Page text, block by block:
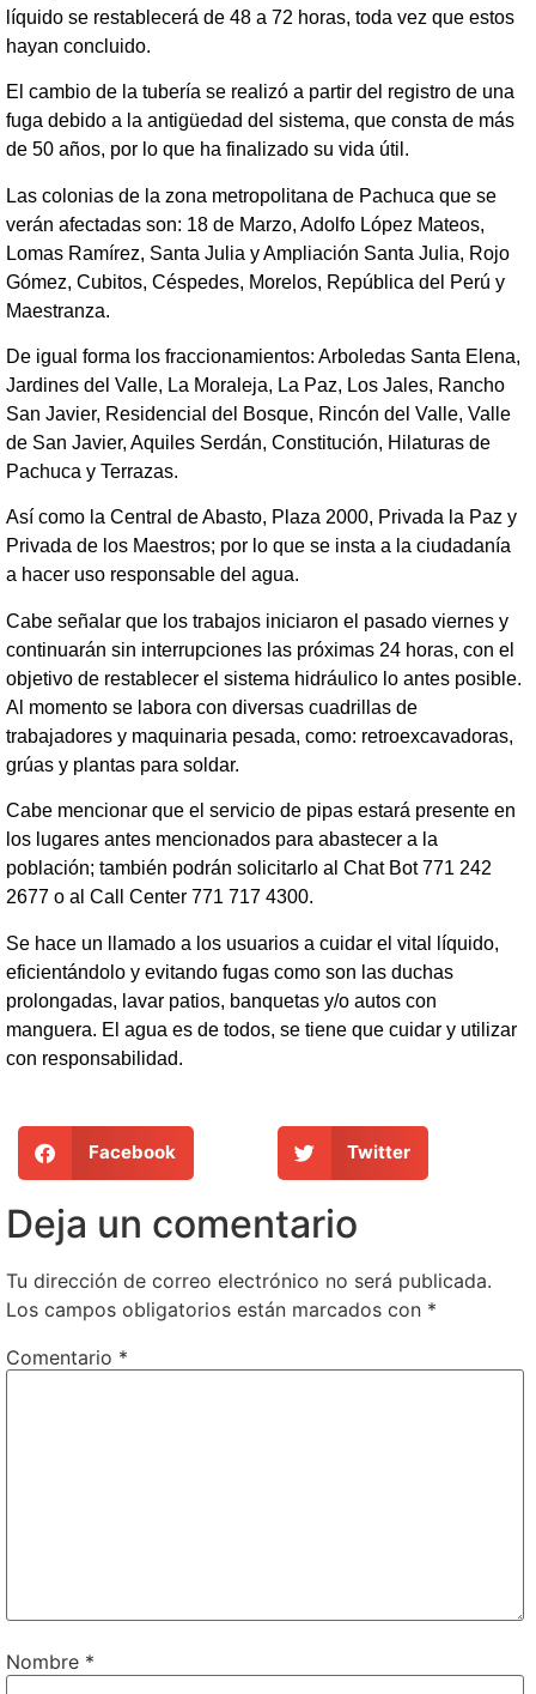
líquido se restablecerá de 48 a 72 horas, toda vez que estos
hayan concluido.
El cambio de la tubería se realizó a partir del registro de una
fuga debido a la antigüedad del sistema, que consta de más
de 50 años, por lo que ha finalizado su vida útil.
Las colonias de la zona metropolitana de Pachuca que se
verán afectadas son: 18 de Marzo, Adolfo López Mateos,
Lomas Ramírez, Santa Julia y Ampliación Santa Julia, Rojo
Gómez, Cubitos, Céspedes, Morelos, República del Perú y
Maestranza.
De igual forma los fraccionamientos: Arboledas Santa Elena,
Jardines del Valle, La Moraleja, La Paz, Los Jales, Rancho
San Javier, Residencial del Bosque, Rincón del Valle, Valle
de San Javier, Aquiles Serdán, Constitución, Hilaturas de
Pachuca y Terrazas.
Así como la Central de Abasto, Plaza 2000, Privada la Paz y
Privada de los Maestros; por lo que se insta a la ciudadanía
a hacer uso responsable del agua.
Cabe señalar que los trabajos iniciaron el pasado viernes y
continuarán sin interrupciones las próximas 24 horas, con el
objetivo de restablecer el sistema hidráulico lo antes posible.
Al momento se labora con diversas cuadrillas de
trabajadores y maquinaria pesada, como: retroexcavadoras,
grúas y plantas para soldar.
Cabe mencionar que el servicio de pipas estará presente en
los lugares antes mencionados para abastecer a la
población; también podrán solicitarlo al Chat Bot 771 242
2677 o al Call Center 771 717 4300.
Se hace un llamado a los usuarios a cuidar el vital líquido,
eficientándolo y evitando fugas como son las duchas
prolongadas, lavar patios, banquetas y/o autos con
manguera. El agua es de todos, se tiene que cuidar y utilizar
con responsabilidad.
Facebook Twitter
Deja un comentario
Tu dirección de correo electrónico no será publicada.
Los campos obligatorios están marcados con *
Comentario *
Nombre *